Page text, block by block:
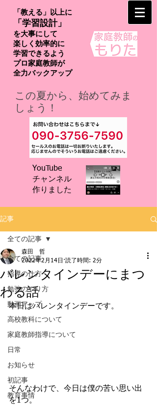
「教える」以上に
「学習設計」
を大事にして
楽しく効率的に
学習できるよう
プロ家庭教師が
​全力バックアップ
この夏から、始めてみま
しょう！
YouTube
チャンネル
​作りました
記事
全ての記事
指導の仕方
勉強のやり方
動画アップ
高校教科について
家庭教師指導について
日常
お知らせ
初記事
教育事情
全ての記事
バレンタインデーにまつ
わる話
森田 哲
2022年2月14日 読了時間: 2分
本日はバレンタインデーです。
そんなわけで、今日は僕の苦い思い出
を1つ。